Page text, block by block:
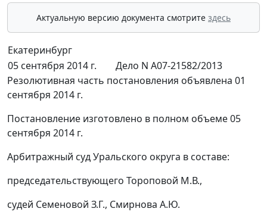
Актуальную версию документа смотрите здесь
Екатеринбург
05 сентября 2014 г.
Дело N А07-21582/2013
Резолютивная часть постановления объявлена 01
сентября 2014 г.
Постановление изготовлено в полном объеме 05
сентября 2014 г.
Арбитражный суд Уральского округа в составе:
председательствующего Тороповой М.В.,
судей Семеновой З.Г., Смирнова А.Ю.